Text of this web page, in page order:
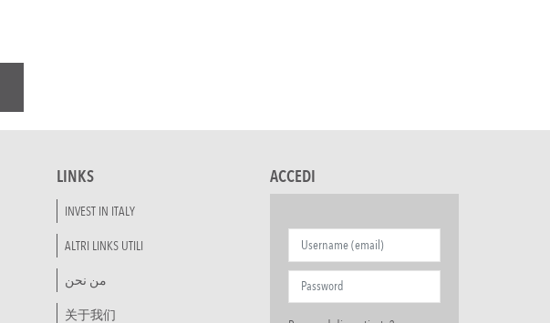
LINKS
INVEST IN ITALY
ALTRI LINKS UTILI
من نحن
关于我们
ACCEDI